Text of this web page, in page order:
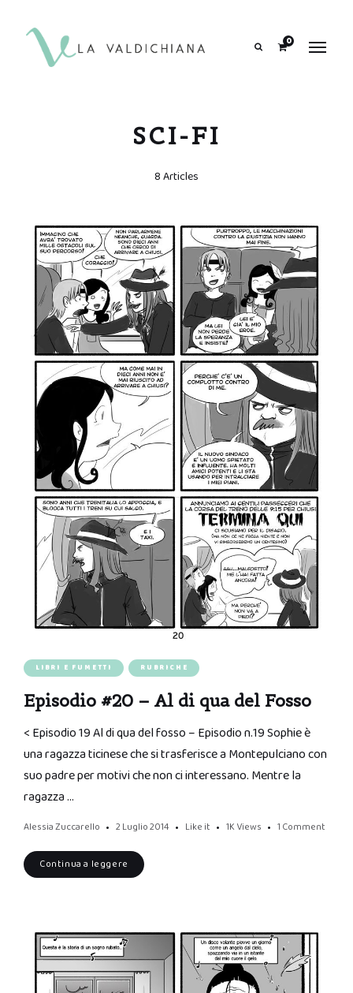
0
SCI-FI
8 Articles
LIBRI E FUMETTI RUBRICHE
Episodio #20 – Al di qua del Fosso
< Episodio 19 Al di qua del fosso – Episodio n.19 Sophie è
una ragazza ticinese che si trasferisce a Montepulciano con
suo padre per motivi che non ci interessano. Mentre la
ragazza …
Alessia Zuccarello 2 Luglio 2014 Like it 1K Views 1 Comment
Continua a leggere